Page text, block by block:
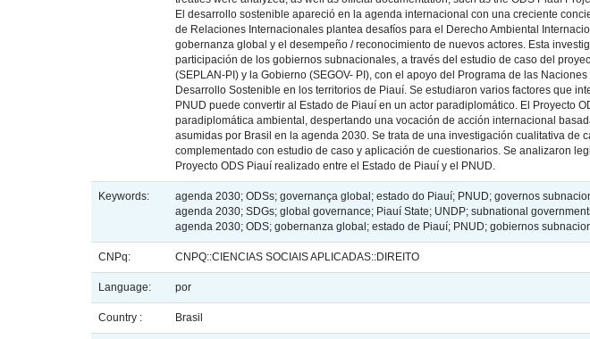
El desarrollo sostenible apareció en la agenda internacional con una creciente
de Relaciones Internacionales plantea desafíos para el Derecho Ambiental
gobernanza global y el desempeño / reconocimiento de nuevos actores. Esta
participación de los gobiernos subnacionales, a través del estudio de caso del
(SEPLAN-PI) y la Gobierno (SEGOV- PI), con el apoyo del Programa de las
Desarrollo Sostenible en los territorios de Piauí. Se estudiaron varios factores que
PNUD puede convertir al Estado de Piauí en un actor paradiplomático. El Proyecto
paradiplomática ambiental, despertando una vocación de acción internacional
asumidas por Brasil en la agenda 2030. Se trata de una investigación cualitativa
complementado con estudio de caso y aplicación de cuestionarios. Se analizaron
Proyecto ODS Piauí realizado entre el Estado de Piauí y el PNUD.
Keywords:
agenda 2030; ODSs; governança global; estado do Piauí; PNUD; governos
agenda 2030; SDGs; global governance; Piauí State; UNDP; subnational
agenda 2030; ODS; gobernanza global; estado de Piauí; PNUD; gobiernos
CNPq: CNPQ::CIENCIAS SOCIAIS APLICADAS::DIREITO
Language: por
Country : Brasil